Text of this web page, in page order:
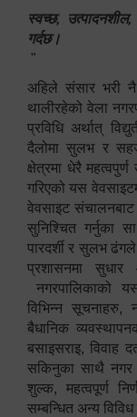
स्वच्छ,
गर्दछ।
"
अहिले संसार भरी
थालीरहेको वेला
प्रविधि अर्थात्
दैलोमा सुलभ र
क्षेत्रमा धेरै
गरिएको यस
वेवसाइट संचालनबाट
सुनिश्चित गर्नुका
पारदर्शी र सुलभ
प्रशासनमा
नगरपालिकाको
विभिन्न सूचनाहरु,
बैधानिक
बसाइसराइ, विवाह
सकिनुका साथै नगर
शुल्क, महत्वपूर्ण
सम्बन्धित अन्य